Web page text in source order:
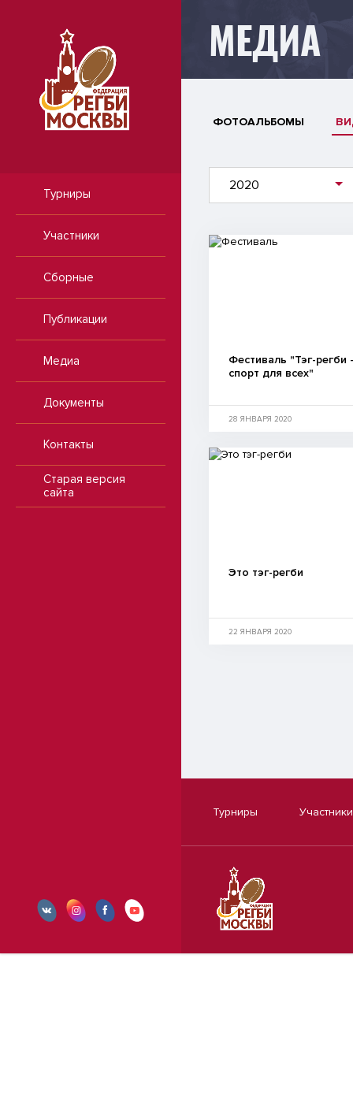
Турниры
Участники
Сборные
Публикации
Медиа
Документы
Контакты
Старая версия
сайта
МЕДИА
ФОТОАЛЬБОМЫ
2020
Видео
Фестиваль "Тэг-регби -
спорт для всех"
28 ЯНВАРЯ 2020
Это тэг-регби
22 ЯНВАРЯ 2020
Турниры Участники